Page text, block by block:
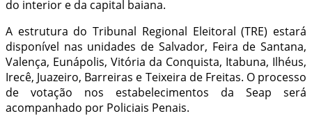
do interior e da capital baiana.
A estrutura do Tribunal Regional Eleitoral (TRE) estará
disponível nas unidades de Salvador, Feira de Santana,
Valença, Eunápolis, Vitória da Conquista, Itabuna, Ilhéus,
Irecê, Juazeiro, Barreiras e Teixeira de Freitas. O processo
de votação nos estabelecimentos da Seap será
acompanhado por Policiais Penais.